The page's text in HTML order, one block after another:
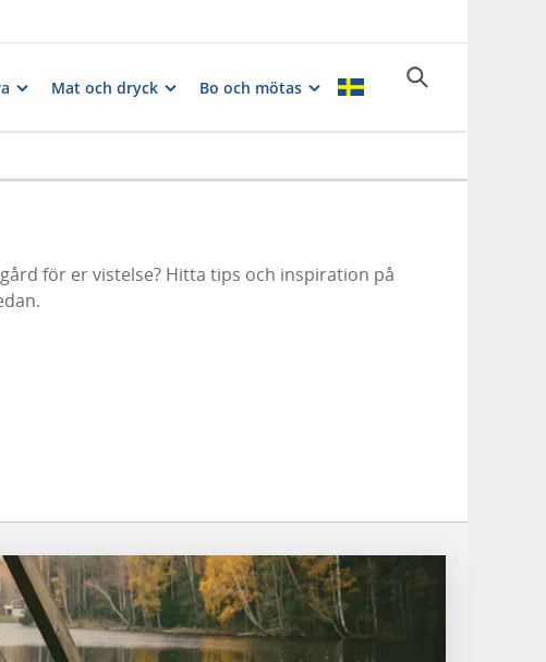
Mat och dryck Bo och mötas
för er vistelse? Hitta tips och inspiration på